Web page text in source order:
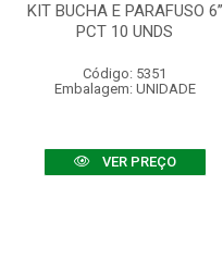
KIT BUCHA E PARAFUSO 6”
PCT 10 UNDS
Código: 5351
Embalagem: UNIDADE
VER PREÇO